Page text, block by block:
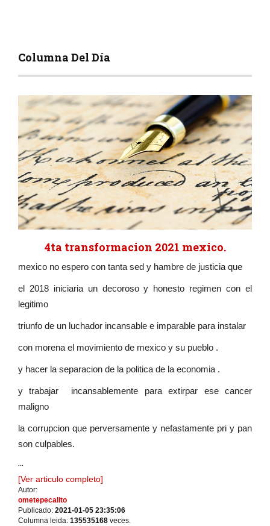
Columna Del Día
4ta transformacion 2021 mexico.
mexico no espero con tanta sed y hambre de justicia que
el 2018 iniciaria un decoroso y honesto regimen con el
legitimo
triunfo de un luchador incansable e imparable para instalar
con morena el movimiento de mexico y su pueblo .
y hacer la separacion de la politica de la economia .
y trabajar incansablemente para extirpar ese cancer
maligno
la corrupcion que perversamente y nefastamente pri y pan
son culpables.
...
[Ver articulo completo]
Autor:
ometepecalito
Publicado: 2021-01-05 23:35:06
Columna leida: 135535168 veces.